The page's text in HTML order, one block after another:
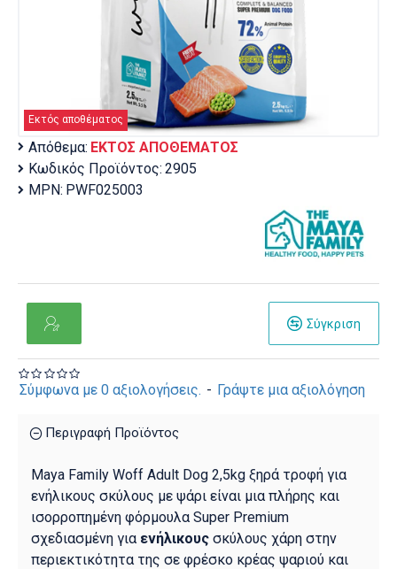
Εκτός αποθέματος
Απόθεμα: ΕΚΤΌΣ ΑΠΟΘΈΜΑΤΟΣ
Κωδικός Προϊόντος: 2905
MPN: PWF025003
Σύμφωνα με 0 αξιολογήσεις. - Γράψτε μια αξιολόγηση
Σύγκριση
Περιγραφή Προϊόντος
Maya Family Woff Adult Dog 2,5kg ξηρά τροφή για
ενήλικους σκύλους με ψάρι είναι μια πλήρης και
ισορροπημένη φόρμουλα Super Premium
σχεδιασμένη για ενήλικους σκύλους χάρη στην
περιεκτικότητα της σε φρέσκο κρέας ψαριού και